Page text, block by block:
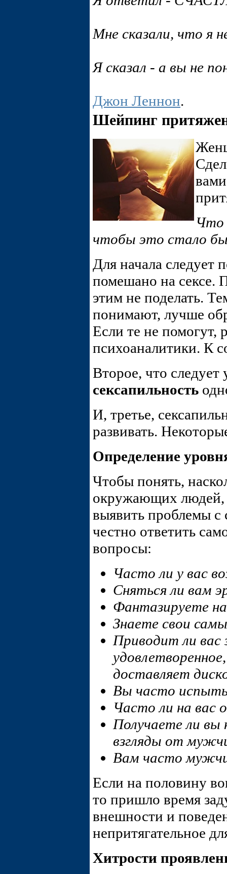
Мне сказали, что я
Я сказал - а вы не
Джон Леннон.
Шейпинг
Что
чтобы это стало
Для начала следует
помешано на сексе.
этим не поделать.
понимают, лучше
Если те не помогут,
психоаналитики. К
Второе, что следует
сексапильность
И, третье,
развивать.
Определение
Чтобы понять,
окружающих людей,
выявить проблемы с
честно ответить
вопросы:
Часто ли у вас
Сняться ли вам
Фантазируете
Знаете свои
Приводит ли вас
доставляет
Вы часто
Часто ли на вас
Получаете ли
взгляды от
Вам часто
Если на половину
то пришло время
внешности и
непритягательное
Хитрости